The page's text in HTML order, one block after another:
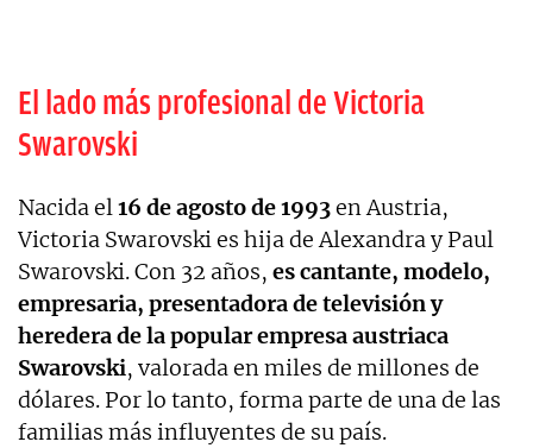
El lado más profesional de Victoria
Swarovski
Nacida el16 de agosto de 1993en Austria,
Victoria Swarovski es hija de Alexandra y Paul
Swarovski. Con 32 años, es cantante, modelo,
empresaria, presentadora de televisión y
heredera de la popular empresa austriaca
Swarovski, valorada en miles de millones de
dólares. Por lo tanto, forma parte de una de las
familias más influyentes de su país.